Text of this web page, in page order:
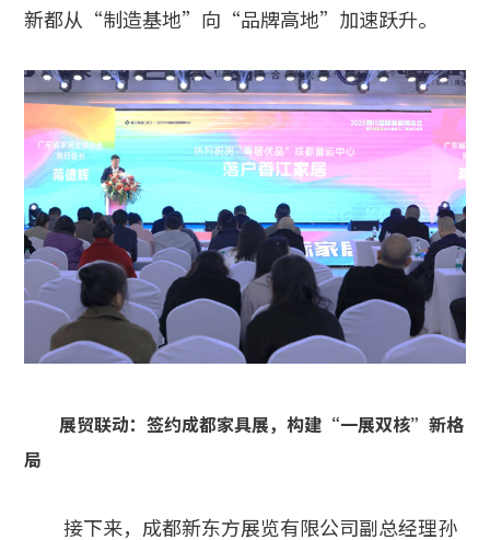
新都从“制造基地”向“品牌高地”加速跃升。
展贸联动：签约成都家具展，构建“一展双核”新格
局
接下来，成都新东方展览有限公司副总经理孙